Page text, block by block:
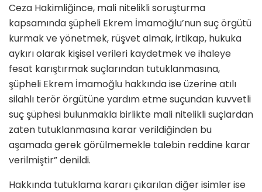
Ceza Hakimliğince, mali nitelikli soruşturma
kapsamında şüpheli Ekrem İmamoğlu’nun suç örgütü
kurmak ve yönetmek, rüşvet almak, irtikap, hukuka
aykırı olarak kişisel verileri kaydetmek ve ihaleye
fesat karıştırmak suçlarından tutuklanmasına,
şüpheli Ekrem İmamoğlu hakkında ise üzerine atılı
silahlı terör örgütüne yardım etme suçundan kuvvetli
suç şüphesi bulunmakla birlikte mali nitelikli suçlardan
zaten tutuklanmasına karar verildiğinden bu
aşamada gerek görülmemekle talebin reddine karar
verilmiştir” denildi.
Hakkında tutuklama kararı çıkarılan diğer isimler ise